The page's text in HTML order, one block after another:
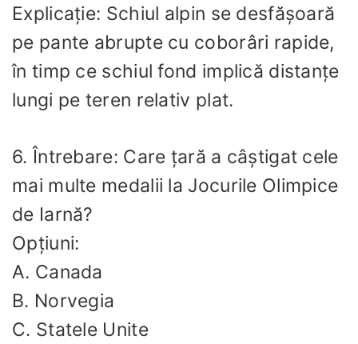
Explicație: Schiul alpin se desfășoară
pe pante abrupte cu coborâri rapide,
în timp ce schiul fond implică distanțe
lungi pe teren relativ plat.
6. Întrebare: Care țară a câștigat cele
mai multe medalii la Jocurile Olimpice
de Iarnă?
Opțiuni:
A. Canada
B. Norvegia
C. Statele Unite